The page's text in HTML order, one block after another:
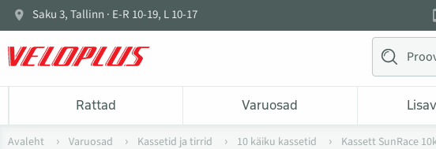
Saku 3, Tallinn · E-R 10-19, L 10-17
Rattad Varuosad
Avaleht Varuosad Kassetid ja tirrid 10 käiku kassetid Kassett SunRace